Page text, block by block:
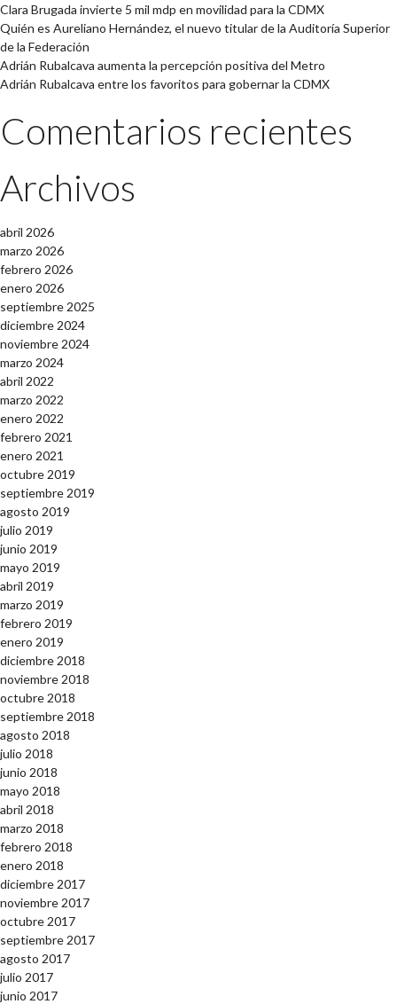
Clara Brugada invierte 5 mil mdp en movilidad para la CDMX
Quién es Aureliano Hernández, el nuevo titular de la Auditoría Superior
de la Federación
Adrián Rubalcava aumenta la percepción positiva del Metro
Adrián Rubalcava entre los favoritos para gobernar la CDMX
Comentarios recientes
Archivos
abril 2026
marzo 2026
febrero 2026
enero 2026
septiembre 2025
diciembre 2024
noviembre 2024
marzo 2024
abril 2022
marzo 2022
enero 2022
febrero 2021
enero 2021
octubre 2019
septiembre 2019
agosto 2019
julio 2019
junio 2019
mayo 2019
abril 2019
marzo 2019
febrero 2019
enero 2019
diciembre 2018
noviembre 2018
octubre 2018
septiembre 2018
agosto 2018
julio 2018
junio 2018
mayo 2018
abril 2018
marzo 2018
febrero 2018
enero 2018
diciembre 2017
noviembre 2017
octubre 2017
septiembre 2017
agosto 2017
julio 2017
junio 2017